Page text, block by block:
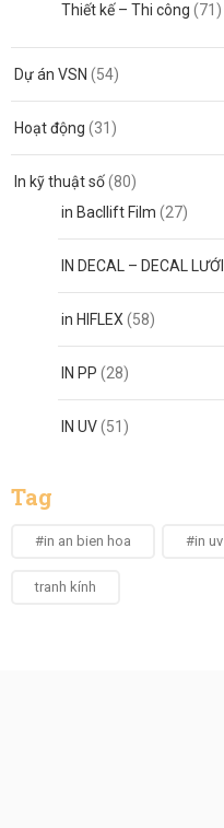
Thiết kế – Thi công (71)
Dự án VSN (54)
Hoạt động (31)
In kỹ thuật số(80)
in Bacllift Film (27)
IN DECAL – DECAL LƯỚI
in HIFLEX (58)
IN PP (28)
IN UV(51)
Tag
#in an bien hoa #in uv
tranh kính